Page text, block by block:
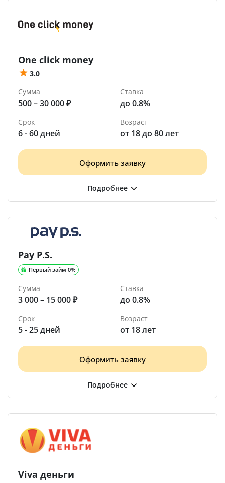
One click money
3.0
Сумма
500 – 30 000 ₽
Ставка
до 0.8%
Срок
6 - 60 дней
Возраст
от 18 до 80 лет
Оформить заявку
Pay P.S.
Первый займ 0%
Сумма
3 000 – 15 000 ₽
Ставка
до 0.8%
Срок
5 - 25 дней
Возраст
от 18 лет
Оформить заявку
Viva деньги